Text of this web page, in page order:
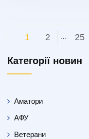
Пагінація
1 2 … 25
Категорії новин
Аматори
АФУ
Ветерани